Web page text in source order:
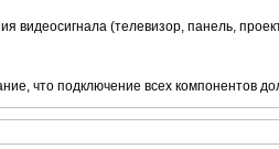
видеосигнала (телевизор, панель,
что подключение всех компонентов